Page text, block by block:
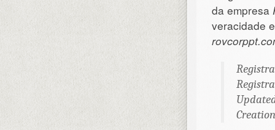
da empresa
veracidade